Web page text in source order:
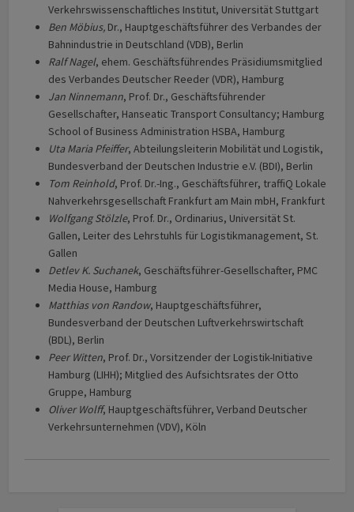
Verkehrswissenschaftliches Institut, Universität Stuttgart
Ben Möbius, Dr., Hauptgeschäftsführer des Verbandes der
Bahnindustrie in Deutschland (VDB), Berlin
Ralf Nagel, ehem. Geschäftsführendes Präsidiumsmitglied
des Verbandes Deutscher Reeder (VDR), Hamburg
Jan Ninnemann, Prof. Dr., Geschäftsführender
Gesellschafter, Hanseatic Transport Consultancy; Hamburg
School of Business Administration HSBA, Hamburg
Uta Maria Pfeiffer, Abteilungsleiterin Mobilität und Logistik,
Bundesverband der Deutschen Industrie e.V. (BDI), Berlin
Tom Reinhold, Prof. Dr.-Ing., Geschäftsführer, traffiQ Lokale
Nahverkehrsgesellschaft Frankfurt am Main mbH, Frankfurt
Wolfgang Stölzle, Prof. Dr., Ordinarius, Universität St.
Gallen, Leiter des Lehrstuhls für Logistikmanagement, St.
Gallen
Detlev K. Suchanek, Geschäftsführer-Gesellschafter, PMC
Media House, Hamburg
Matthias von Randow, Hauptgeschäftsführer,
Bundesverband der Deutschen Luftverkehrswirtschaft
(BDL), Berlin
Peer Witten, Prof. Dr., Vorsitzender der Logistik-Initiative
Hamburg (LIHH); Mitglied des Aufsichtsrates der Otto
Gruppe, Hamburg
Oliver Wolff, Hauptgeschäftsführer, Verband Deutscher
Verkehrsunternehmen (VDV), Köln